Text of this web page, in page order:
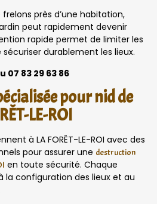
frelons près d’une habitation,
peut rapidement devenir
rapide permet de limiter les
durablement les lieux.
83 29 63 86
pour nid de
LE-ROI
à LA FORÊT-LE-ROI avec des
pour assurer une destruction
en toute sécurité. Chaque
configuration des lieux et au